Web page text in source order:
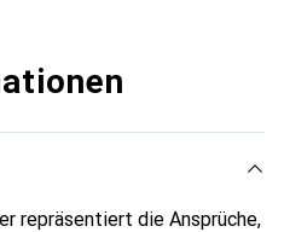
repräsentiert die Ansprüche,